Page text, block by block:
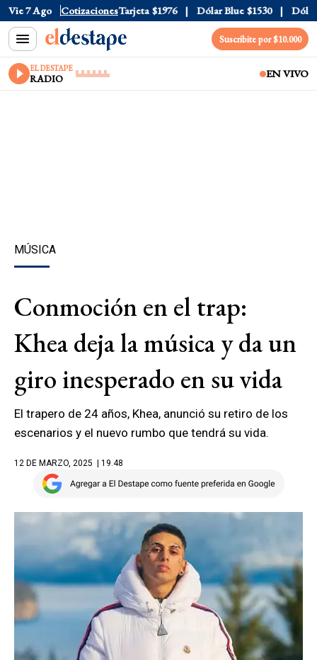
Vie 7 Ago Cotizaciones
$1520 Dólar Tarjeta $1976 Dólar Blue $1530 Dólar
Suscribite por $10.000
EL DESTAPE
RADIO EN VIVO
MÚSICA
Conmoción en el trap:
Khea deja la música y da un
giro inesperado en su vida
El trapero de 24 años, Khea, anunció su retiro de los
escenarios y el nuevo rumbo que tendrá su vida.
12 DE MARZO, 2025 | 19.48